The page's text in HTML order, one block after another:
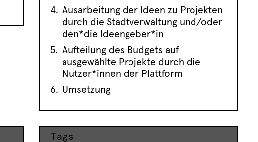
Ausarbeitung der Ideen zu Projekten
durch die Stadtverwaltung und/oder
den*die Ideengeber*in
Aufteilung des Budgets auf
ausgewählte Projekte durch die
Nutzer*innen der Plattform
Umsetzung
Tags